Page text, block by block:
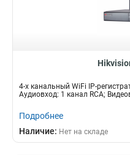
4-х канальный WiFi IP-
Аудиовход: 1 канал RCA;
Подробнее
Наличие: Нет на складе